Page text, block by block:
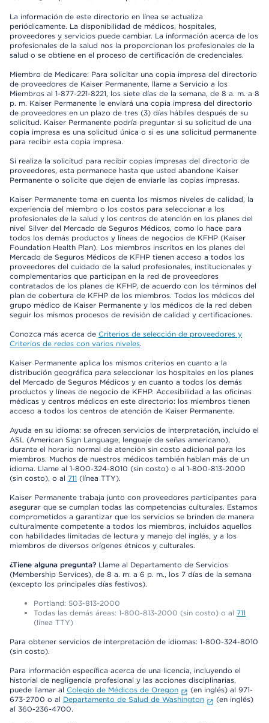
La información de este directorio en línea se actualiza
periódicamente. La disponibilidad de médicos, hospitales,
proveedores y servicios puede cambiar. La información acerca de los
profesionales de la salud nos la proporcionan los profesionales de la
salud o se obtiene en el proceso de certificación de credenciales.
Miembro de Medicare: Para solicitar una copia impresa del directorio
de proveedores de Kaiser Permanente, llame a Servicio a los
Miembros al 1-877-221-8221, los siete días de la semana, de 8 a. m. a 8
p. m. Kaiser Permanente le enviará una copia impresa del directorio
de proveedores en un plazo de tres (3) días hábiles después de su
solicitud. Kaiser Permanente podría preguntar si su solicitud de una
copia impresa es una solicitud única o si es una solicitud permanente
para recibir esta copia impresa.
Si realiza la solicitud para recibir copias impresas del directorio de
proveedores, esta permanece hasta que usted abandone Kaiser
Permanente o solicite que dejen de enviarle las copias impresas.
Kaiser Permanente toma en cuenta los mismos niveles de calidad, la
experiencia del miembro o los costos para seleccionar a los
profesionales de la salud y los centros de atención en los planes del
nivel Silver del Mercado de Seguros Médicos, como lo hace para
todos los demás productos y líneas de negocios de KFHP (Kaiser
Foundation Health Plan). Los miembros inscritos en los planes del
Mercado de Seguros Médicos de KFHP tienen acceso a todos los
proveedores del cuidado de la salud profesionales, institucionales y
complementarios que participan en la red de proveedores
contratados de los planes de KFHP, de acuerdo con los términos del
plan de cobertura de KFHP de los miembros. Todos los médicos del
grupo médico de Kaiser Permanente y los médicos de la red deben
seguir los mismos procesos de revisión de calidad y certificaciones.
Conozca más acerca de Criterios de selección de proveedores y
Criterios de redes con varios niveles.
Kaiser Permanente aplica los mismos criterios en cuanto a la
distribución geográfica para seleccionar los hospitales en los planes
del Mercado de Seguros Médicos y en cuanto a todos los demás
productos y líneas de negocio de KFHP. Accesibilidad a las oficinas
médicas y centros médicos en este directorio: los miembros tienen
acceso a todos los centros de atención de Kaiser Permanente.
Ayuda en su idioma: se ofrecen servicios de interpretación, incluido el
ASL (American Sign Language, lenguaje de señas americano),
durante el horario normal de atención sin costo adicional para los
miembros. Muchos de nuestros médicos también hablan más de un
idioma. Llame al 1-800-324-8010 (sin costo) o al 1-800-813-2000
(sin costo), o al 711 (línea TTY).
Kaiser Permanente trabaja junto con proveedores participantes para
asegurar que se cumplan todas las competencias culturales. Estamos
comprometidos a garantizar que los servicios se brinden de manera
culturalmente competente a todos los miembros, incluidos aquellos
con habilidades limitadas de lectura y manejo del inglés, y a los
miembros de diversos orígenes étnicos y culturales.
¿Tiene alguna pregunta? Llame al Departamento de Servicios
(Membership Services), de 8 a. m. a 6 p. m., los 7 días de la semana
(excepto los principales días festivos).
Portland: 503-813-2000
Todas las demás áreas: 1-800-813-2000 (sin costo) o al 711
(línea TTY)
Para obtener servicios de interpretación de idiomas: 1-800-324-8010
(sin costo).
Para información específica acerca de una licencia, incluyendo el
historial de negligencia profesional y las acciones disciplinarias,
puede llamar al Colegio de Médicos de Oregon
(en inglés) al 971-
673-2700 o al Departamento de Salud de Washington
(en inglés)
al 360-236-4700.